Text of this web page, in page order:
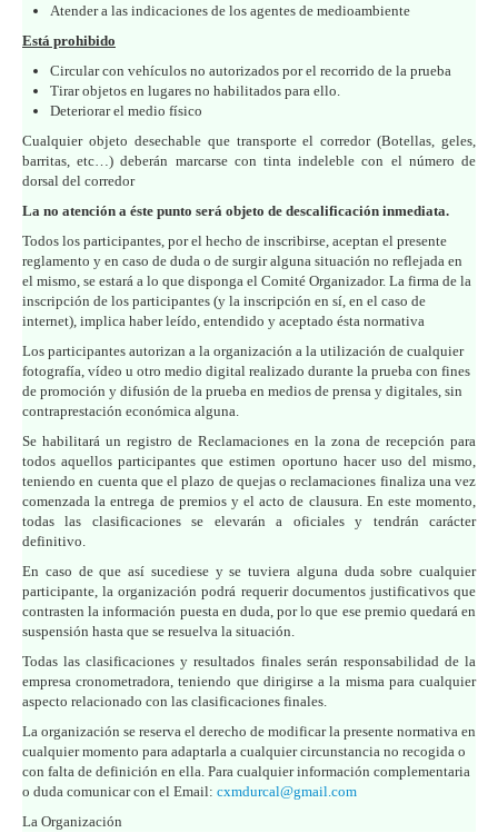
Atender a las indicaciones de los agentes de medioambiente
Está prohibido
Circular con vehículos no autorizados por el recorrido de la prueba
Tirar objetos en lugares no habilitados para ello.
Deteriorar el medio físico
Cualquier objeto desechable que transporte el corredor (Botellas, geles,
barritas, etc…) deberán marcarse con tinta indeleble con el número de
dorsal del corredor
La no atención a éste punto será objeto de descalificación inmediata.
Todos los participantes, por el hecho de inscribirse, aceptan el presente
reglamento y en caso de duda o de surgir alguna situación no reflejada en
el mismo, se estará a lo que disponga el Comité Organizador. La firma de la
inscripción de los participantes (y la inscripción en sí, en el caso de
internet), implica haber leído, entendido y aceptado ésta normativa
Los participantes autorizan a la organización a la utilización de cualquier
fotografía, vídeo u otro medio digital realizado durante la prueba con fines
de promoción y difusión de la prueba en medios de prensa y digitales, sin
contraprestación económica alguna.
Se habilitará un registro de Reclamaciones en la zona de recepción para
todos aquellos participantes que estimen oportuno hacer uso del mismo,
teniendo en cuenta que el plazo de quejas o reclamaciones finaliza una vez
comenzada la entrega de premios y el acto de clausura. En este momento,
todas las clasificaciones se elevarán a oficiales y tendrán carácter
definitivo.
En caso de que así sucediese y se tuviera alguna duda sobre cualquier
participante, la organización podrá requerir documentos justificativos que
contrasten la información puesta en duda, por lo que ese premio quedará en
suspensión hasta que se resuelva la situación.
Todas las clasificaciones y resultados finales serán responsabilidad de la
empresa cronometradora, teniendo que dirigirse a la misma para cualquier
aspecto relacionado con las clasificaciones finales.
La organización se reserva el derecho de modificar la presente normativa en
cualquier momento para adaptarla a cualquier circunstancia no recogida o
con falta de definición en ella. Para cualquier información complementaria
o duda comunicar con el Email: cxmdurcal@gmail.com
La Organización